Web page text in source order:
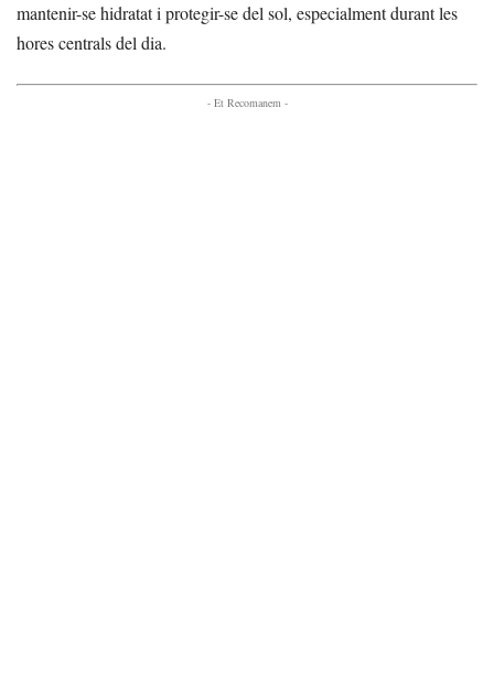
mantenir-se hidratat i protegir-se del sol, especialment durant les
hores centrals del dia.
- Et Recomanem -